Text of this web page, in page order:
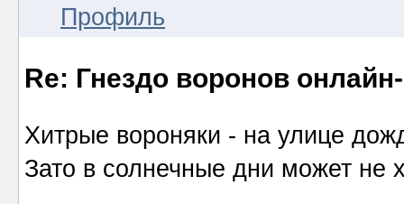
Профиль
Re: Гнездо воронов
Хитрые вороняки - на улице
Зато в солнечные дни может не